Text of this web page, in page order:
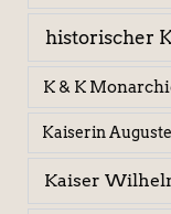
historischer
K & K
Kaiserin
Kaiser